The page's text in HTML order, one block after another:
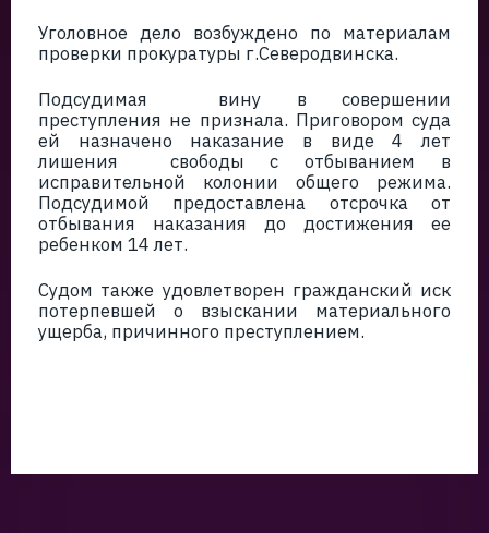
Уголовное дело возбуждено по материалам
проверки прокуратуры г.Северодвинска.
Подсудимая вину в совершении
преступления не признала. Приговором суда
ей назначено наказание в виде 4 лет
лишения свободы с отбыванием в
исправительной колонии общего режима.
Подсудимой предоставлена отсрочка от
отбывания наказания до достижения ее
ребенком 14 лет.
Судом также удовлетворен гражданский иск
потерпевшей о взыскании материального
ущерба, причинного преступлением.